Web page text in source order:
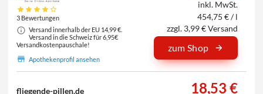
3 Bewertungen
Versand innerhalb der EU 14,99 €.
Versand in die Schweiz für 6,95€
Versandkostenpauschale!
Apothekenprofil ansehen
inkl. MwSt.
454,75 € / l
zzgl. 3,99 € Versand
zum Shop
fliegende-pillen.de 18,53 €